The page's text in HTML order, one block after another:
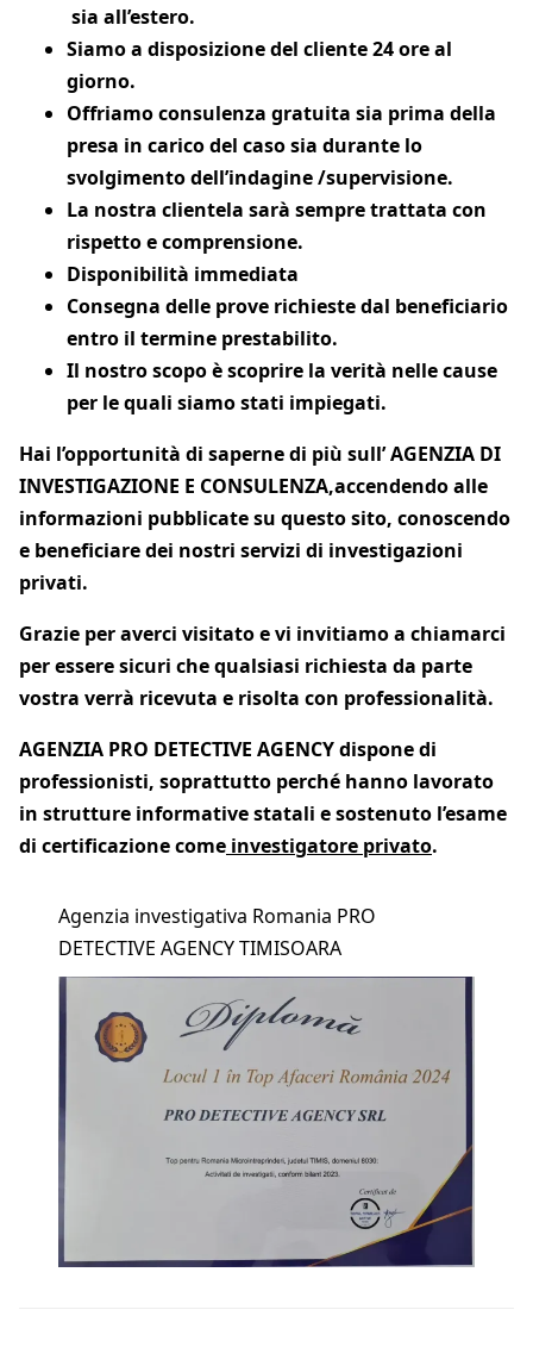
sia all’estero.
Siamo a disposizione del cliente 24 ore al
giorno.
Offriamo consulenza gratuita sia prima della
presa in carico del caso sia durante lo
svolgimento dell’indagine /supervisione.
La nostra clientela sarà sempre trattata con
rispetto e comprensione.
Disponibilità immediata
Consegna delle prove richieste dal beneficiario
entro il termine prestabilito.
Il nostro scopo è scoprire la verità nelle cause
per le quali siamo stati impiegati.
Hai l’opportunità di saperne di più sull’ AGENZIA DI
INVESTIGAZIONE E CONSULENZA,accendendo alle
informazioni pubblicate su questo sito, conoscendo
e beneficiare dei nostri servizi di investigazioni
privati.
Grazie per averci visitato e vi invitiamo a chiamarci
per essere sicuri che qualsiasi richiesta da parte
vostra verrà ricevuta e risolta con professionalità.
AGENZIA PRO DETECTIVE AGENCY dispone di
professionisti, soprattutto perché hanno lavorato
in strutture informative statali e sostenuto l’esame
di certificazione come investigatore privato.
Agenzia investigativa Romania PRO
DETECTIVE AGENCY TIMISOARA